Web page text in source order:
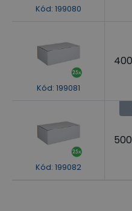
Kód: 199080
Kód: 199081
Kód: 199082